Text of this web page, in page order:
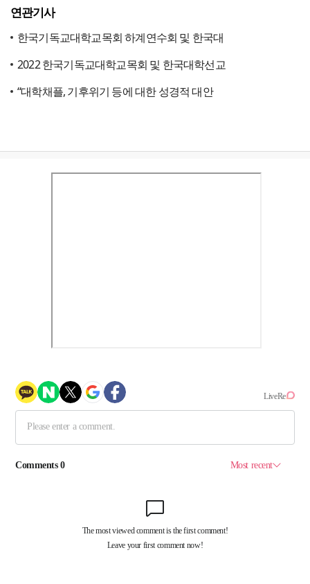
연관기사
한국기독교대학교목회 하계연수회 및 한국대
2022 한국기독교대학교목회 및 한국대학선교
“대학채플, 기후위기 등에 대한 성경적 대안